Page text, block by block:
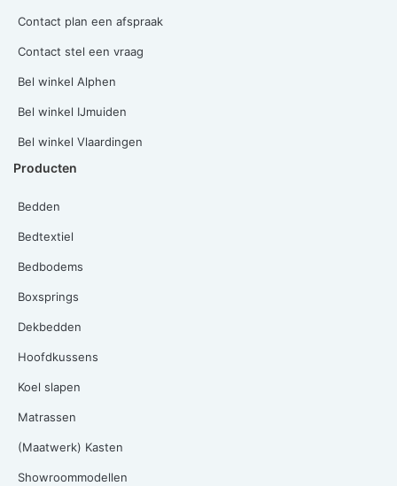
Contact plan een afspraak
Contact stel een vraag
Bel winkel Alphen
Bel winkel IJmuiden
Bel winkel Vlaardingen
Producten
Bedden
Bedtextiel
Bedbodems
Boxsprings
Dekbedden
Hoofdkussens
Koel slapen
Matrassen
(Maatwerk) Kasten
Showroommodellen